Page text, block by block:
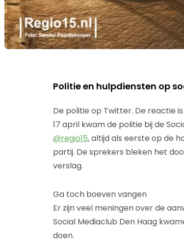
Politie en hulpdiensten op
De politie op Twitter. De reactie
17 april kwam de politie bij de
@regio15, altijd als eerste op de
partij. De sprekers bleken het
verslag.
Ga toch boeven vangen
Er zijn veel meningen over de
Social Mediaclub Den Haag
doen.